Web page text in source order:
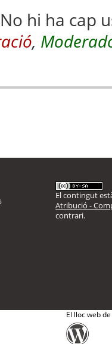
hi ha cap
,
El contingut
Atribució -
contrari.
El lloc web